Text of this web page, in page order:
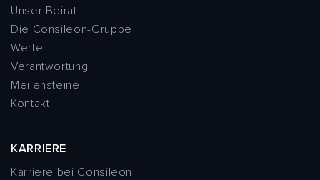
Unser Beirat
Die Consileon-Gruppe
Werte
Verantwortung
Meilensteine
Kontakt
KARRIERE
Karriere bei Consileon